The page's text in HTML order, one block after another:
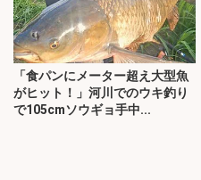
「食パンにメーター超え大型魚
がヒット！」河川でのウキ釣り
で105cmソウギョ手中...